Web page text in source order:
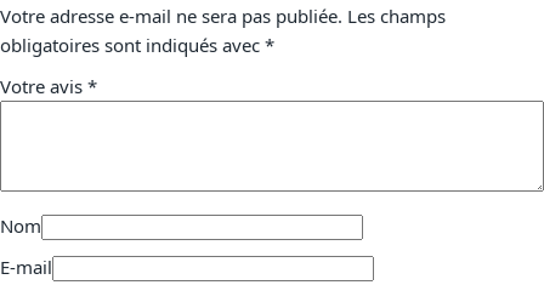
Votre adresse e-mail ne sera pas publiée. Les champs
obligatoires sont indiqués avec *
Votre avis *
Nom
E-mail